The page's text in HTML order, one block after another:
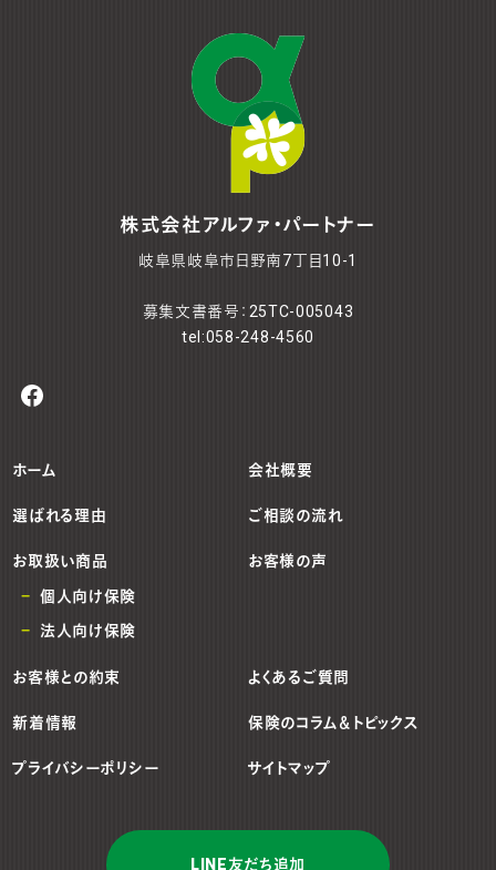
株式会社アルファ・パートナー
岐阜県岐阜市日野南7丁目10-1
募集文書番号：25TC-005043
tel:058-248-4560
ホーム 会社概要
選ばれる理由 ご相談の流れ
お取扱い商品
個人向け保険
法人向け保険
お客様の声
お客様との約束 よくあるご質問
新着情報 保険のコラム＆トピックス
プライバシーポリシー サイトマップ
LINE友だち追加